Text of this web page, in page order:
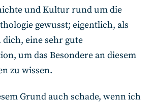
und Kultur rund um die
gewusst; eigentlich, als
eine sehr gute
um das Besondere an diesem
zu wissen.
Grund auch schade, wenn ich